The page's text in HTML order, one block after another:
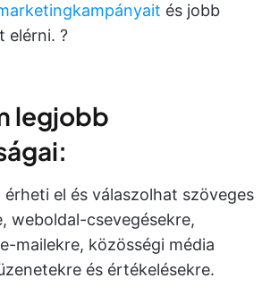
és jobb
elérni. ?
legjobb
érheti el és válaszolhat szöveges
weboldal-csevegésekre,
mailekre, közösségi média
és értékelésekre.